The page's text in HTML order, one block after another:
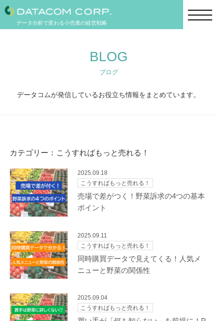
データ分析で変わる小売業の経営戦略
BLOG
ブログ
データコムが発信しているお役立ち情報をまとめています。
カテゴリー：こうすればもっと売れる！
2025.09.18
こうすればもっと売れる！
売場で差がつく！野菜訴求の4つの基本
ポイント
2025.09.11
こうすればもっと売れる！
同時購買データで見えてくる！人気メ
ニューと野菜の関係性
2025.09.04
こうすればもっと売れる！